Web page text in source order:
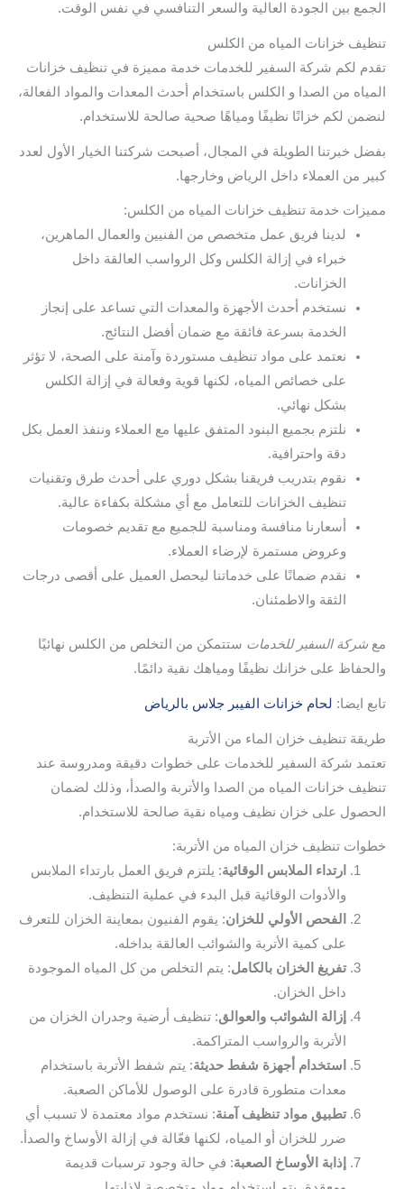
الجمع بين الجودة العالية والسعر التنافسي في نفس الوقت.
تنظيف خزانات المياه من الكلس
تقدم لكم شركة السفير للخدمات خدمة مميزة في تنظيف خزانات
المياه من الصدا و الكلس باستخدام أحدث المعدات والمواد الفعالة،
لنضمن لكم خزانًا نظيفًا ومياهًا صحية صالحة للاستخدام.
بفضل خبرتنا الطويلة في المجال، أصبحت شركتنا الخيار الأول لعدد
كبير من العملاء داخل الرياض وخارجها.
مميزات خدمة تنظيف خزانات المياه من الكلس:
لدينا فريق عمل متخصص من الفنيين والعمال الماهرين،
خبراء في إزالة الكلس وكل الرواسب العالقة داخل
الخزانات.
نستخدم أحدث الأجهزة والمعدات التي تساعد على إنجاز
الخدمة بسرعة فائقة مع ضمان أفضل النتائج.
نعتمد على مواد تنظيف مستوردة وآمنة على الصحة، لا تؤثر
على خصائص المياه، لكنها قوية وفعالة في إزالة الكلس
بشكل نهائي.
نلتزم بجميع البنود المتفق عليها مع العملاء وننفذ العمل بكل
دقة واحترافية.
نقوم بتدريب فريقنا بشكل دوري على أحدث طرق وتقنيات
تنظيف الخزانات للتعامل مع أي مشكلة بكفاءة عالية.
أسعارنا منافسة ومناسبة للجميع مع تقديم خصومات
وعروض مستمرة لإرضاء العملاء.
نقدم ضمانًا على خدماتنا ليحصل العميل على أقصى درجات
الثقة والاطمئنان.
مع شركة السفير للخدمات ستتمكن من التخلص من الكلس نهائيًا
والحفاظ على خزانك نظيفًا ومياهك نقية دائمًا.
تابع ايضا: لحام خزانات الفيبر جلاس بالرياض
طريقة تنظيف خزان الماء من الأتربة
تعتمد شركة السفير للخدمات على خطوات دقيقة ومدروسة عند
تنظيف خزانات المياه من الصدا والأتربة والصدأ، وذلك لضمان
الحصول على خزان نظيف ومياه نقية صالحة للاستخدام.
خطوات تنظيف خزان المياه من الأتربة:
ارتداء الملابس الوقائية: يلتزم فريق العمل بارتداء الملابس
والأدوات الوقائية قبل البدء في عملية التنظيف.
الفحص الأولي للخزان: يقوم الفنيون بمعاينة الخزان للتعرف
على كمية الأتربة والشوائب العالقة بداخله.
تفريغ الخزان بالكامل: يتم التخلص من كل المياه الموجودة
داخل الخزان.
إزالة الشوائب والعوالق: تنظيف أرضية وجدران الخزان من
الأتربة والرواسب المتراكمة.
استخدام أجهزة شفط حديثة: يتم شفط الأتربة باستخدام
معدات متطورة قادرة على الوصول للأماكن الصعبة.
تطبيق مواد تنظيف آمنة: نستخدم مواد معتمدة لا تسبب أي
ضرر للخزان أو المياه، لكنها فعّالة في إزالة الأوساخ والصدأ.
إذابة الأوساخ الصعبة: في حالة وجود ترسبات قديمة